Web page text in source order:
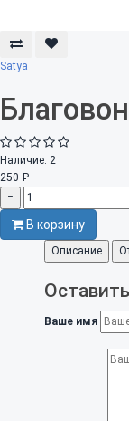
Satya
Наличие: 2
250 ₽
−
В корзину
Описание
Ваше имя